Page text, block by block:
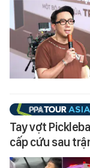
Tay vợt
cấp cứu sau